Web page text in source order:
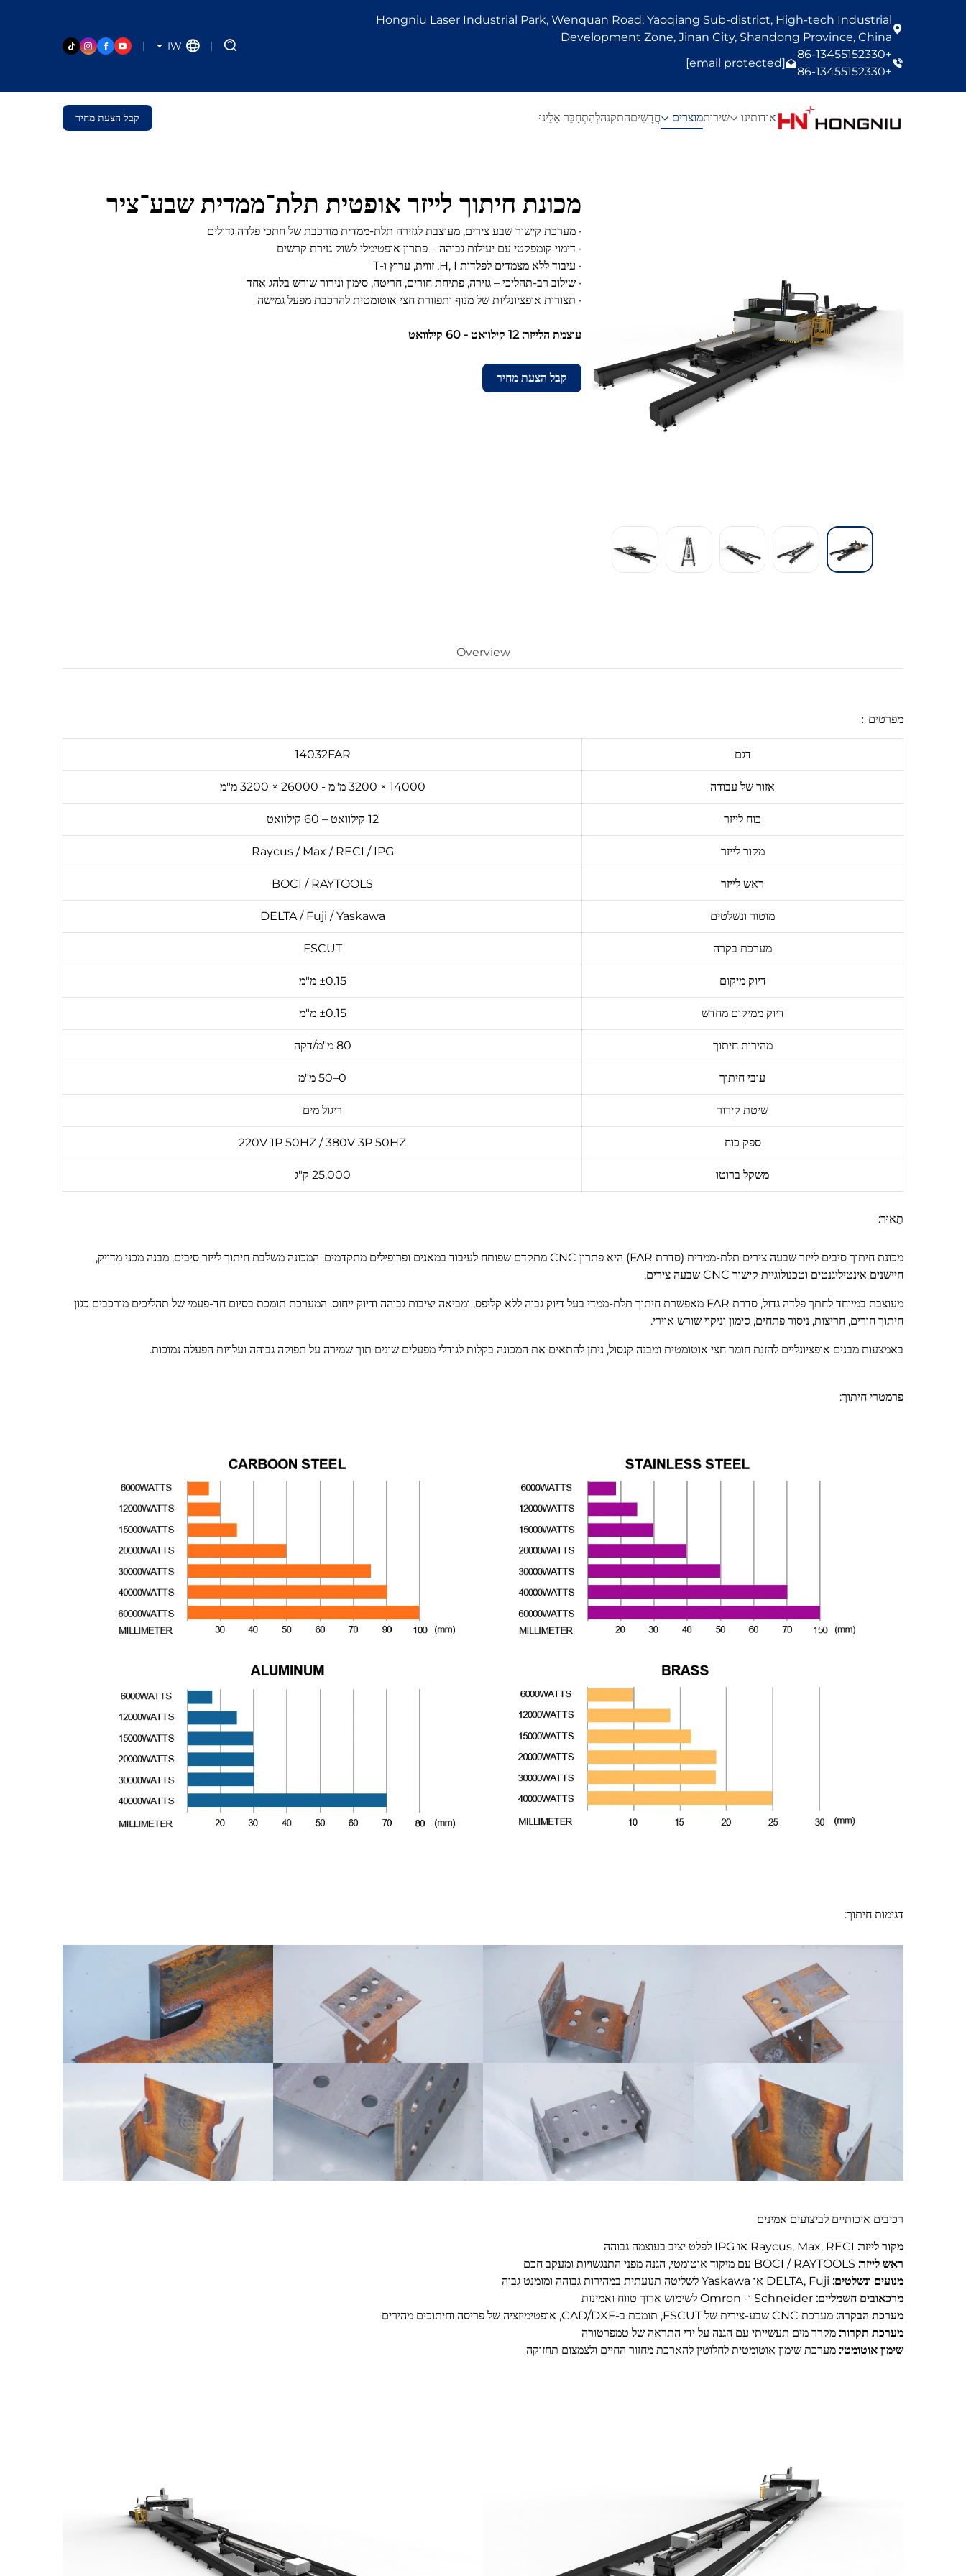
Hongniu Laser Industrial Park, Wenquan Road, Yaoqiang Sub-district, High-tech Industrial
Development Zone, Jinan City, Shandong Province, China
+86-13455152330
+86-13455152330
[email protected]
IW
אודותינו שירותמוצרים חֲדָשִיםהתקנהלְהִתְחַבֵּר אֵלֵינוּ קבל הצעת מחיר
מכונת חיתוך לייזר אופטית תלת־ממדית שבע־ציר
· מערכת קישור שבע צירים, מעוצבת לגזירה תלת-ממדית מורכבת של חתכי פלדה גדולים
· דימוי קומפקטי עם יעילות גבוהה – פתרון אופטימלי לשוק גזירת קרשים
· עיבוד ללא מצמדים לפלדות H, I, זווית, ערוץ ו-T
· שילוב רב-תהליכי – גזירה, פתיחת חורים, חריטה, סימון ונירור שורש בלהג אחד
· תצורות אופציונליות של מנוף ותפזורת חצי אוטומטית להרכבת מפעל גמישה
עוצמת הלייזר: 12 קילוואט - 60 קילוואט
קבל הצעת מחיר
Overview
מפרטים：
דגם 14032FAR
אזור של עבודה 14000 × 3200 מ"מ - 26000 × 3200 מ"מ
כוח לייזר 12 קילוואט – 60 קילוואט
מקור לייזר Raycus / Max / RECI / IPG
ראש לייזר BOCI / RAYTOOLS
מוטור ונשלטים DELTA / Fuji / Yaskawa
מערכת בקרה FSCUT
דיוק מיקום ±0.15 מ"מ
דיוק ממיקום מחדש ±0.15 מ"מ
מהירות חיתוך 80 מ"מ/דקה
עובי חיתוך 0–50 מ"מ
שיטת קירור ריגול מים
ספק כוח 220V 1P 50HZ / 380V 3P 50HZ
משקל ברוטו 25,000 ק"ג
תֵאוּר:
מכונת חיתוך סיבים לייזר שבעה צירים תלת-ממדית (סדרת FAR) היא פתרון CNC מתקדם שפותח לעיבוד במאנים ופרופילים מתקדמים. המכונה משלבת חיתוך לייזר סיבים, מבנה מכני מדויק,
חיישנים אינטיליגנטים וטכנולוגיית קישור CNC שבעה צירים.
מעוצבת במיוחד לחתך פלדה גדול, סדרת FAR מאפשרת חיתוך תלת-ממדי בעל דיוק גבוה ללא קליפס, ומביאה יציבות גבוהה ודיוק ייחוס. המערכת תומכת בסיום חד-פעמי של תהליכים מורכבים כגון
חיתוך חורים, חריצות, ניסור פתחים, סימון וניקוי שורש אוירי.
באמצעות מבנים אופציונליים להזנת חומר חצי אוטומטית ומבנה קנסול, ניתן להתאים את המכונה בקלות לגודלי מפעלים שונים תוך שמירה על תפוקה גבוהה ועלויות הפעלה נמוכות.
פרמטרי חיתוך:
דגימות חיתוך:
רכיבים איכותיים לביצועים אמינים
מקור לייזר: Raycus, Max, RECI או IPG לפלט יציב בעוצמה גבוהה
ראש לייזר: BOCI / RAYTOOLS עם מיקוד אוטומטי, הגנה מפני התנגשויות ומעקב חכם
מנועים ונשלטים: DELTA, Fuji או Yaskawa לשליטה תנועתית במהירות גבוהה ומומנט גבוה
מרכאובים חשמליים: Schneider ו- Omron לשימוש ארוך טווח ואמינות
מערכת הבקרה: מערכת CNC שבע-צירית של FSCUT, תומכת ב-CAD/DXF, אופטימיזציה של פריסה וחיתוכים מהירים
מערכת תקרור: מקרר מים תעשייתי עם הגנה על ידי התראה של טמפרטורה
שימון אוטומטי: מערכת שימון אוטומטית לחלוטין להארכת מחזור החיים ולצמצום תחזוקה